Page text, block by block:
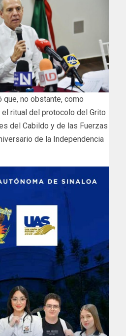
no obstante, como
ritual del protocolo del Grito
del Cabildo y de las Fuerzas
de la Independencia